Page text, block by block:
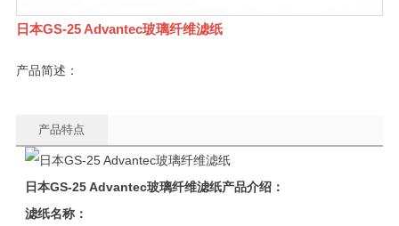
日本GS-25 Advantec玻璃纤维滤纸
产品简述：
产品特点
日本GS-25 Advantec玻璃纤维滤纸产品介绍：
滤纸名称：